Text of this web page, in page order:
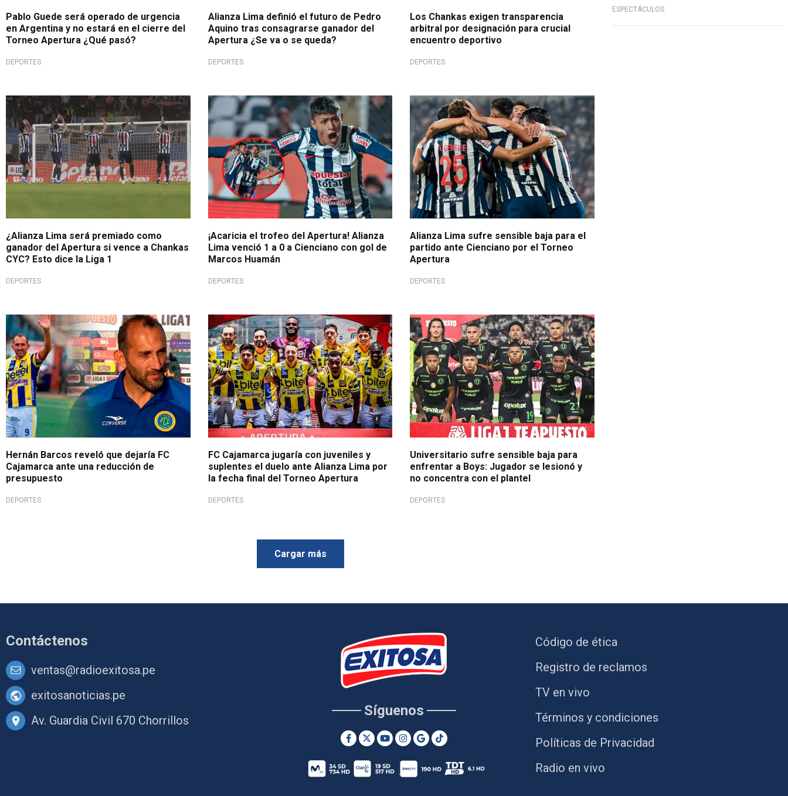
Pablo Guede será operado de urgencia
en Argentina y no estará en el cierre del
Torneo Apertura ¿Qué pasó?
DEPORTES
Alianza Lima definió el futuro de Pedro
Aquino tras consagrarse ganador del
Apertura ¿Se va o se queda?
DEPORTES
Los Chankas exigen transparencia
arbitral por designación para crucial
encuentro deportivo
DEPORTES
Importante aclaración
¿Alianza Lima será premiado como
ganador del Apertura si vence a Chankas
CYC? Esto dice la Liga 1
DEPORTES
Festejaron en Cusco
¡Acaricia el trofeo del Apertura! Alianza
Lima venció 1 a 0 a Cienciano con gol de
Marcos Huamán
DEPORTES
Alerta blanquiazul
Alianza Lima sufre sensible baja para el
partido ante Cienciano por el Torneo
Apertura
DEPORTES
Revelación indecisa
Hernán Barcos reveló que dejaría FC
Cajamarca ante una reducción de
presupuesto
DEPORTES
Por crisis económica
FC Cajamarca jugaría con juveniles y
suplentes el duelo ante Alianza Lima por
la fecha final del Torneo Apertura
DEPORTES
Cambios en la delantera
Universitario sufre sensible baja para
enfrentar a Boys: Jugador se lesionó y
no concentra con el plantel
DEPORTES
Cargar más
ESPECTÁCULOS
Contáctenos
ventas@radioexitosa.pe
exitosanoticias.pe
Av. Guardia Civil 670 Chorrillos
Síguenos
Código de ética
Registro de reclamos
TV en vivo
Términos y condiciones
Políticas de Privacidad
Radio en vivo